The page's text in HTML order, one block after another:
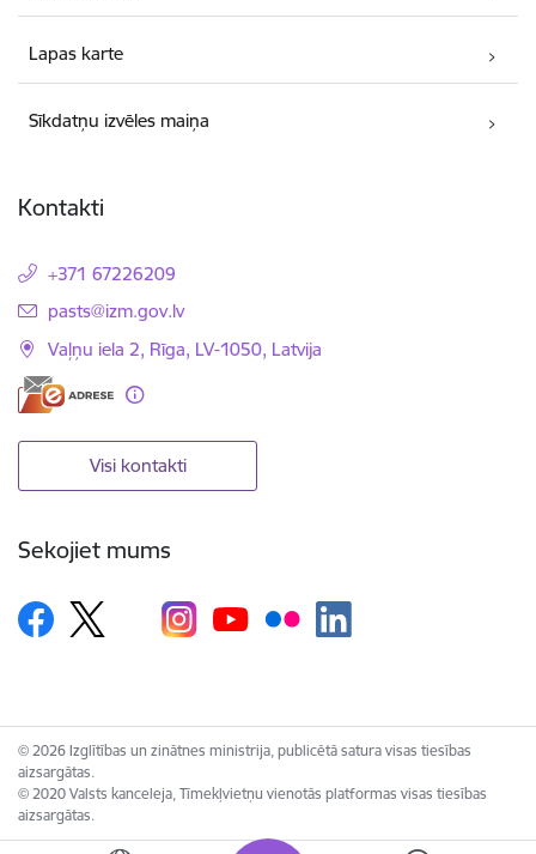
Lapas karte
Sīkdatņu izvēles maiņa
Kontakti
+371 67226209
E-pasts:
pasts@izm.gov.lv
Vaļņu iela 2, Rīga, LV-1050, Latvija
Visi kontakti
Sekojiet mums
© 2026 Izglītības un zinātnes ministrija, publicētā satura visas tiesības
aizsargātas.
© 2020 Valsts kanceleja, Tīmekļvietņu vienotās platformas visas tiesības
aizsargātas.